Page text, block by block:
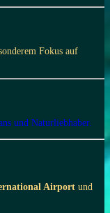
Fokus auf
und Naturliebhaber.
Airport und